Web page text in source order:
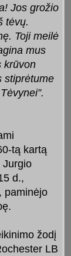
Jos grožio
tėvų.
Toji meilė
mus
krūvon
stiprėtume
tą kartą
Jurgio
d.,
paminėjo
žodį
LB